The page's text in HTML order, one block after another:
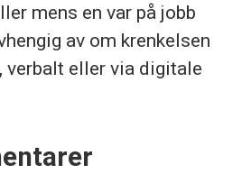
mens en var på jobb
av om krenkelsen
verbalt eller via digitale